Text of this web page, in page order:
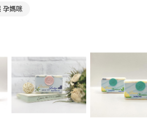
14天內，點擊此簡訊中的連結，可透過四大超商／
式進行付款，方視為交易完成。
同意取消之訂單仍視為有效，需透過AFTEE先享
消欲退款等相關疑問，請聯繫「AFTEE先享後付
support/home
限公司提供之「AFTEE先享後付」服務完成之交
圍內提供個人資料，並將交易相關給付款項請求債
孕媽咪